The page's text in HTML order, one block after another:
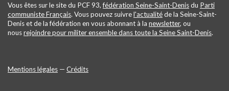
Vous êtes sur le site du PCF 93,fédération Seine-Saint-Denisdu Parti
communiste Français. Vous pouvez suivrel'actualitéde la Seine-Saint-
Denis et de la fédération en vous abonnant à la newsletter, ou
nousrejoindre pour militer ensemble dans toute la Seine Saint-Denis.
Mentions légales — Crédits